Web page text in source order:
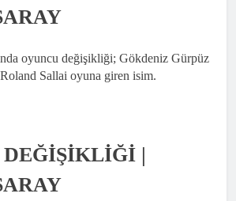
oyuncu değişikliği; Gökdeniz Gürpüz
Sallai oyuna giren isim.
DEĞİŞİKLİĞİ |